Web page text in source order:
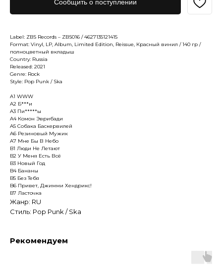
Сообщить о поступлении
Label: ZBS Records – ZBS016 / 4627135121415
Format: Vinyl, LP, Album, Limited Edition, Reissue, Красный винил / 140 гр /
полноцветный вкладыш
Country: Russia
Released: 2021
Genre: Rock
Style: Pop Punk / Ska
A1 WWW
A2 Б***и
A3 Пи*****ы
A4 Комон Эврибади
A5 Собака Баскервилей
A6 Резиновый Мужик
A7 Мне Бы В Небо
B1 Люди Не Летают
B2 У Меня Есть Всё
B3 Новый Год
B4 Бананы
B5 Без Тебя
B6 Привет, Джимми Хендрикс!
B7 Ласточка
Жанр: RU
Стиль: Pop Punk / Ska
Рекомендуем